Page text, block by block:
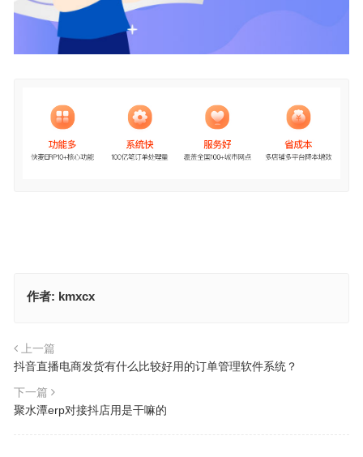
作者: kmxcx
上一篇
抖音直播电商发货有什么比较好用的订单管理软件系统？
下一篇
聚水潭erp对接抖店用是干嘛的